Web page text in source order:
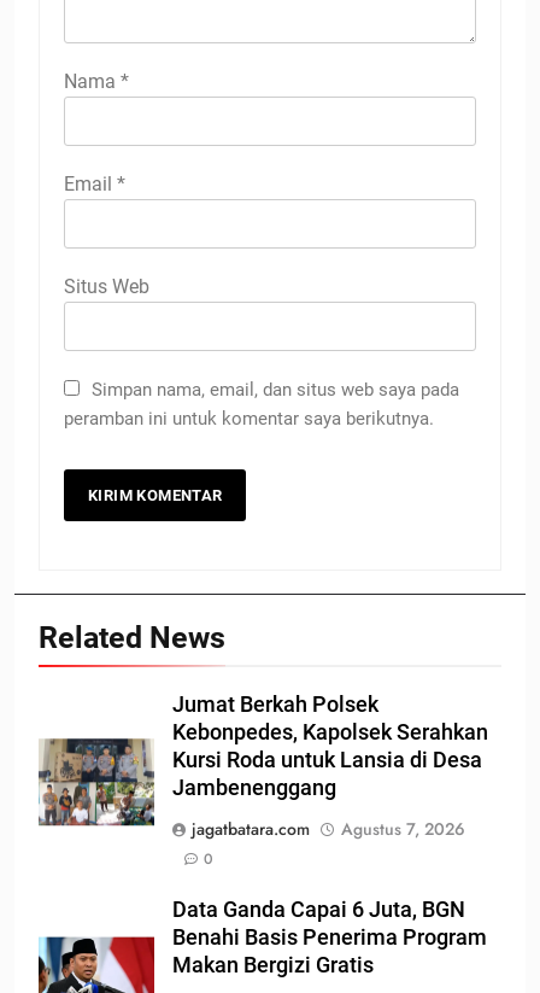
Nama *
Email *
Situs Web
Simpan nama, email, dan situs web saya pada
peramban ini untuk komentar saya berikutnya.
Related News
Jumat Berkah Polsek
Kebonpedes, Kapolsek Serahkan
Kursi Roda untuk Lansia di Desa
Jambenenggang
jagatbatara.com
Agustus 7, 2026
0
Data Ganda Capai 6 Juta, BGN
Benahi Basis Penerima Program
Makan Bergizi Gratis